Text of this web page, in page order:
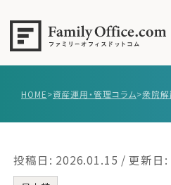
事例紹介
HOME>資産運用・管理コラム>
投稿日: 2026.01.15 / 更新日